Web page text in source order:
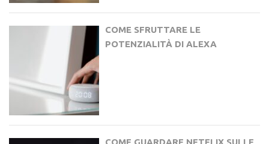
COME SFRUTTARE LE
POTENZIALITÀ DI ALEXA
COME GUARDARE NETFLIX SULLE